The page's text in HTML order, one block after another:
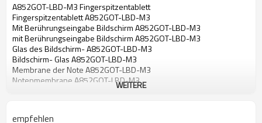
A852GOT-LBD-M3 Fingerspitzentablett
Fingerspitzentablett A852GOT-LBD-M3
Mit Berührungseingabe Bildschirm A852GOT-LBD-M3
mit Berührungseingabe Bildschirm A852GOT-LBD-M3
Glas des Bildschirm- A852GOT-LBD-M3
Bildschirm- Glas A852GOT-LBD-M3
Membrane der Note A852GOT-LBD-M3
Notenmembrane A852GOT-LBD-M3
Touch Screen für A852GOT-LBD-M3
WEITERE
empfehlen